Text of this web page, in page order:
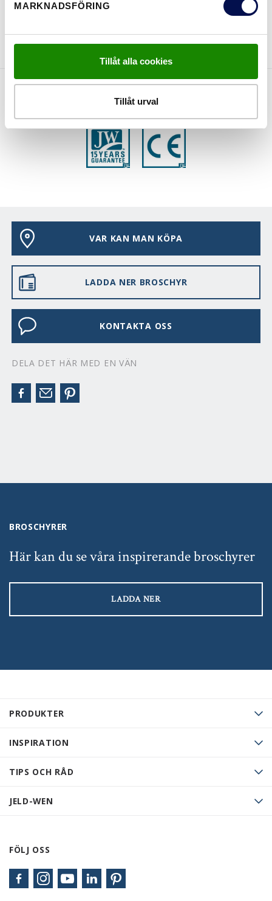
MARKNADSFÖRING
Tillåt alla cookies
Tillåt urval
EGENSKAPER
VAR KAN MAN KÖPA
LADDA NER BROSCHYR
KONTAKTA OSS
DELA DET HÄR MED EN VÄN
PRODUKTER
INSPIRATION
TIPS OCH RÅD
JELD-WEN
FÖLJ OSS
BROSCHYRER
Här kan du se våra inspirerande broschyrer
LADDA NER